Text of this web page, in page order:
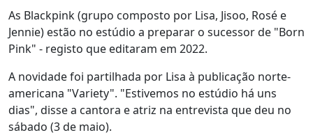
As Blackpink (grupo composto por Lisa, Jisoo, Rosé e
Jennie) estão no estúdio a preparar o sucessor de "Born
Pink" - registo que editaram em 2022.
A novidade foi partilhada por Lisa à publicação norte-
americana "Variety". "Estivemos no estúdio há uns
dias", disse a cantora e atriz na entrevista que deu no
sábado (3 de maio).